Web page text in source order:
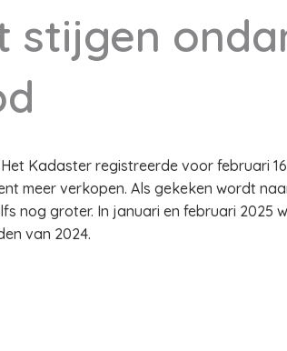
stijgen
Kadaster registreerde voor februari
meer verkopen. Als gekeken wordt
nog groter. In januari en februari 2025
van 2024.